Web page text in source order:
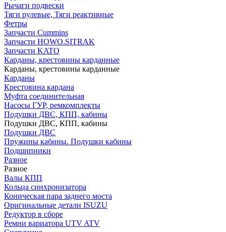
Рычаги подвески
Тяги рулевые, Тяги реактивные
Фетры
Запчасти Cummins
Запчасти HOWO.SITRAK
Запчасти KATO
Карданы, крестовины карданные
Карданы, крестовины карданные
Карданы
Крестовина кардана
Муфта соединительная
Насосы ГУР, ремкомплекты
Подушки ДВС, КПП, кабины
Подушки ДВС, КПП, кабины
Подушки ДВС
Пружины кабины. Подушки кабины
Подшипники
Разное
Разное
Валы КПП
Кольца синхронизатора
Коническая пара заднего моста
Оригинальные детали ISUZU
Редуктор в сборе
Ремни вариатора UTV ATV